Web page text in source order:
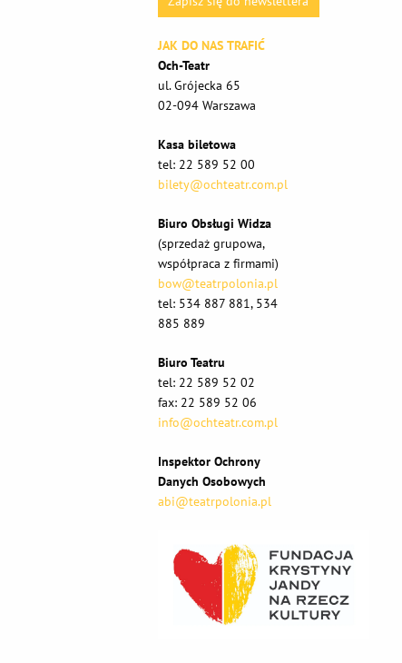
JAK DO NAS TRAFIĆ
Och-Teatr
ul. Grójecka 65
02-094 Warszawa
Kasa biletowa
tel: 22 589 52 00
bilety@ochteatr.com.pl
Biuro Obsługi Widza
(sprzedaż grupowa,
współpraca z firmami)
bow@teatrpolonia.pl
tel: 534 887 881, 534
885 889
Biuro Teatru
tel: 22 589 52 02
fax: 22 589 52 06
info@ochteatr.com.pl
Inspektor Ochrony
Danych Osobowych
abi@teatrpolonia.pl